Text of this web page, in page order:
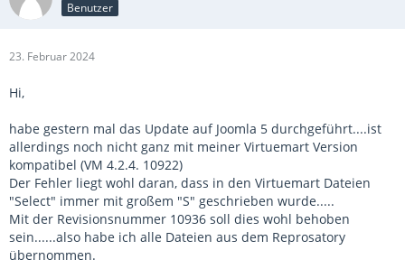
Benutzer
23. Februar 2024
Hi,
habe gestern mal das Update auf Joomla 5 durchgeführt....ist
allerdings noch nicht ganz mit meiner Virtuemart Version
kompatibel (VM 4.2.4. 10922)
Der Fehler liegt wohl daran, dass in den Virtuemart Dateien
"Select" immer mit großem "S" geschrieben wurde.....
Mit der Revisionsnummer 10936 soll dies wohl behoben
sein......also habe ich alle Dateien aus dem Reprosatory
übernommen.